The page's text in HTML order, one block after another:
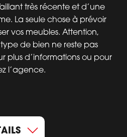
très récente et d’une
La seule chose à prévoir
vos meubles. Attention,
de bien ne reste pas
plus d’informations ou pour
l’agence.